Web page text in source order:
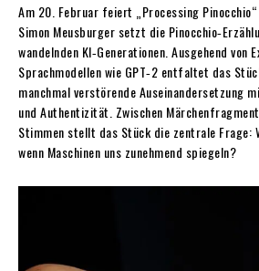
Am 20. Februar feiert „Processing
Simon Meusburger setzt die
wandelnden KI‑Generationen. Ausgehend
Sprachmodellen wie GPT‑2 entfaltet das
manchmal verstörende Auseinandersetzung
und Authentizität. Zwischen
Stimmen stellt das Stück die zentrale Frage:
wenn Maschinen uns zunehmend spiegeln?